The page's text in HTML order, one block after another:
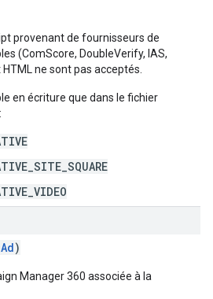
provenant de fournisseurs de
(ComScore, DoubleVerify, IAS,
ne sont pas acceptés.
en écriture que dans le fichier
)
Manager 360 associée à la